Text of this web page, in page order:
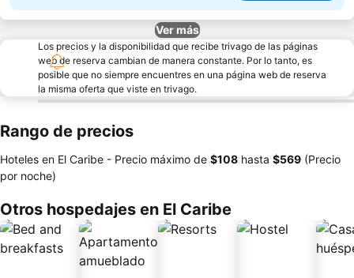
Ver más
Los precios y la disponibilidad que recibe trivago de las páginas
web de reserva cambian de manera constante. Por lo tanto, es
posible que no siempre encuentres en una página web de reserva
la misma oferta que viste en trivago.
Rango de precios
Hoteles en El Caribe - Precio máximo de ‎$108 hasta ‎$569 (Precio
por noche)
Otros hospedajes en El Caribe